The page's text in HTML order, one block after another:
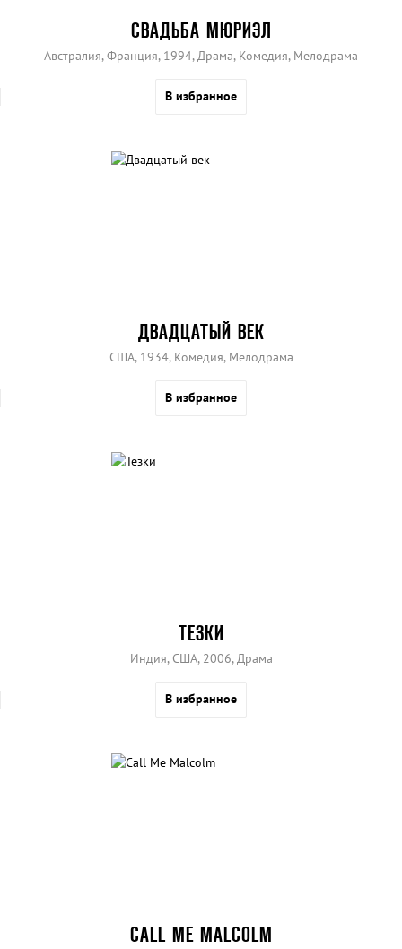
СВАДЬБА МЮРИЭЛ
Австралия, Франция, 1994, Драма, Комедия, Мелодрама
В избранное
ДВАДЦАТЫЙ ВЕК
США, 1934, Комедия, Мелодрама
В избранное
ТЕЗКИ
Индия, США, 2006, Драма
В избранное
CALL ME MALCOLM